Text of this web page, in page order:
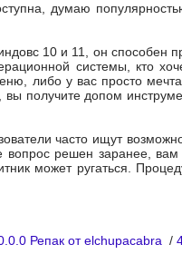
думаю
10 и 11, он способен
системы, кто
либо у вас просто
получите допом
часто ищут
решен заранее,
может ругаться.
Репак от elchupacabra /